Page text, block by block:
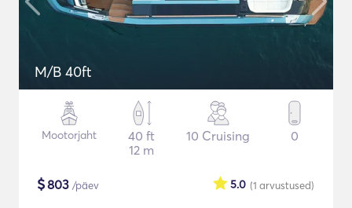
M/B 40ft
Mootorjaht
40 ft
12 m
10 Cruising 0
$803 /päev (1 arvustused)
5.0